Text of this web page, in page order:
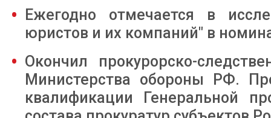
Ежегодно отмечается в
юристов и их компаний" в
Окончил прокурорско-
Министерства обороны РФ.
квалификации Генеральной